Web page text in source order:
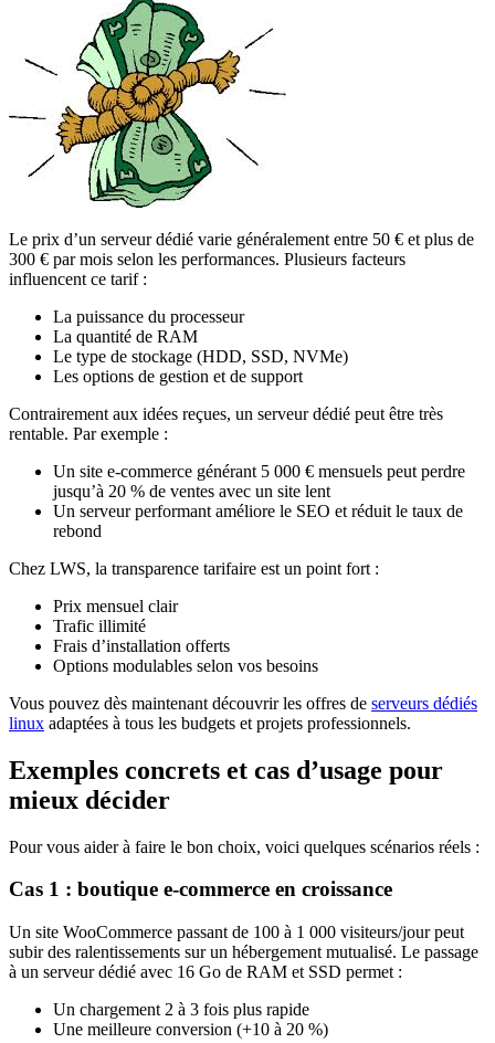
Le prix d’un serveur dédié varie généralement entre 50 € et plus de
300 € par mois selon les performances. Plusieurs facteurs
influencent ce tarif :
La puissance du processeur
La quantité de RAM
Le type de stockage (HDD, SSD, NVMe)
Les options de gestion et de support
Contrairement aux idées reçues, un serveur dédié peut être très
rentable. Par exemple :
Un site e-commerce générant 5 000 € mensuels peut perdre
jusqu’à 20 % de ventes avec un site lent
Un serveur performant améliore le SEO et réduit le taux de
rebond
Chez LWS, la transparence tarifaire est un point fort :
Prix mensuel clair
Trafic illimité
Frais d’installation offerts
Options modulables selon vos besoins
Vous pouvez dès maintenant découvrir les offres de serveurs dédiés
linux adaptées à tous les budgets et projets professionnels.
Exemples concrets et cas d’usage pour
mieux décider
Pour vous aider à faire le bon choix, voici quelques scénarios réels :
Cas 1 : boutique e-commerce en croissance
Un site WooCommerce passant de 100 à 1 000 visiteurs/jour peut
subir des ralentissements sur un hébergement mutualisé. Le passage
à un serveur dédié avec 16 Go de RAM et SSD permet :
Un chargement 2 à 3 fois plus rapide
Une meilleure conversion (+10 à 20 %)